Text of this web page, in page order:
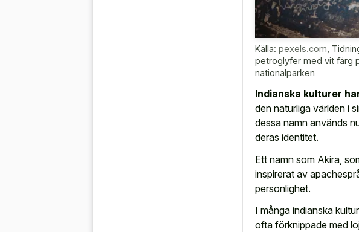
Källa: pexels.com
petroglyfer med vit färg
nationalparken
Indianska kulturer
den naturliga världen i
dessa namn används
deras identitet.
Ett namn som Akira,
inspirerat av
personlighet.
I många indianska
ofta förknippade med